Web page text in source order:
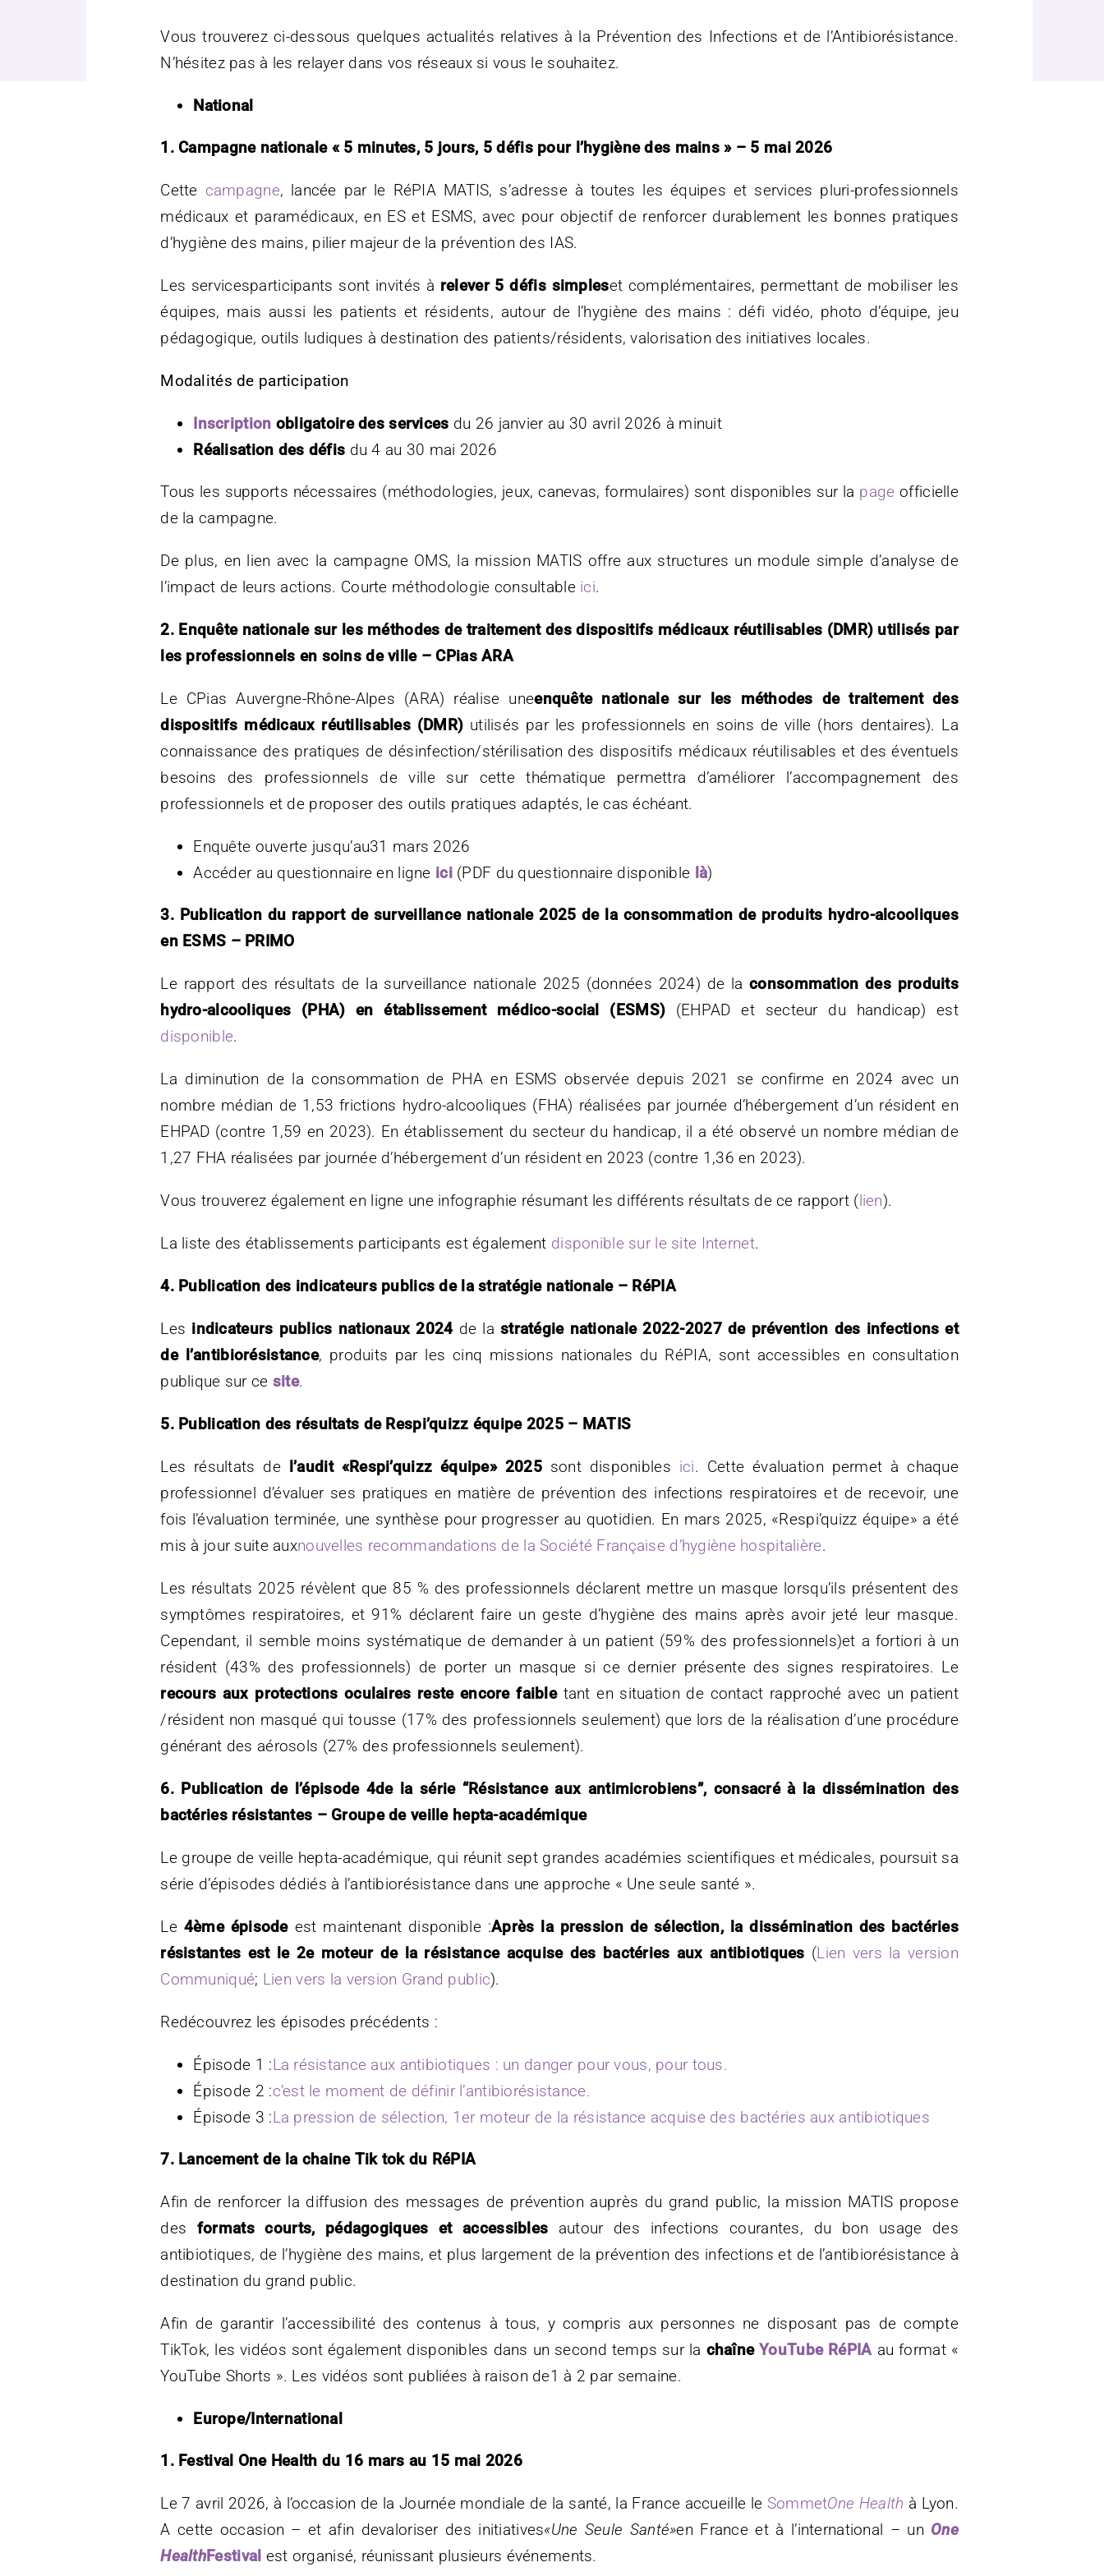
Vous trouverez ci-dessous quelques actualités relatives à la Prévention des Infections et de l’Antibiorésistance.
N’hésitez pas à les relayer dans vos réseaux si vous le souhaitez.
National
1. Campagne nationale « 5 minutes, 5 jours, 5 défis pour l’hygiène des mains » – 5 mai 2026
Cette campagne, lancée par le RéPIA MATIS, s’adresse à toutes les équipes et services pluri-professionnels
médicaux et paramédicaux, en ES et ESMS, avec pour objectif de renforcer durablement les bonnes pratiques
d’hygiène des mains, pilier majeur de la prévention des IAS.
Les servicesparticipants sont invités à relever 5 défis simpleset complémentaires, permettant de mobiliser les
équipes, mais aussi les patients et résidents, autour de l’hygiène des mains : défi vidéo, photo d’équipe, jeu
pédagogique, outils ludiques à destination des patients/résidents, valorisation des initiatives locales.
Modalités de participation
Inscription obligatoire des services du 26 janvier au 30 avril 2026 à minuit
Réalisation des défis du 4 au 30 mai 2026
Tous les supports nécessaires (méthodologies, jeux, canevas, formulaires) sont disponibles sur la page officielle
de la campagne.
De plus, en lien avec la campagne OMS, la mission MATIS offre aux structures un module simple d’analyse de
l’impact de leurs actions. Courte méthodologie consultable ici.
2. Enquête nationale sur les méthodes de traitement des dispositifs médicaux réutilisables (DMR) utilisés par
les professionnels en soins de ville – CPias ARA
Le CPias Auvergne-Rhône-Alpes (ARA) réalise uneenquête nationale sur les méthodes de traitement des
dispositifs médicaux réutilisables (DMR) utilisés par les professionnels en soins de ville (hors dentaires). La
connaissance des pratiques de désinfection/stérilisation des dispositifs médicaux réutilisables et des éventuels
besoins des professionnels de ville sur cette thématique permettra d’améliorer l’accompagnement des
professionnels et de proposer des outils pratiques adaptés, le cas échéant.
Enquête ouverte jusqu’au31 mars 2026
Accéder au questionnaire en ligne ici (PDF du questionnaire disponible là)
3. Publication du rapport de surveillance nationale 2025 de la consommation de produits hydro-alcooliques
en ESMS – PRIMO
Le rapport des résultats de la surveillance nationale 2025 (données 2024) de laconsommation des produits
hydro-alcooliques (PHA) en établissement médico-social (ESMS) (EHPAD et secteur du handicap) est
disponible.
La diminution de la consommation de PHA en ESMS observée depuis 2021 se confirme en 2024 avec un
nombre médian de 1,53 frictions hydro-alcooliques (FHA) réalisées par journée d’hébergement d’un résident en
EHPAD (contre 1,59 en 2023). En établissement du secteur du handicap, il a été observé un nombre médian de
1,27 FHA réalisées par journée d’hébergement d’un résident en 2023 (contre 1,36 en 2023).
Vous trouverez également en ligne une infographie résumant les différents résultats de ce rapport (lien).
La liste des établissements participants est également disponible sur le site Internet.
4. Publication des indicateurs publics de la stratégie nationale – RéPIA
Les indicateurs publics nationaux 2024 de la stratégie nationale 2022-2027 de prévention des infections et
de l’antibiorésistance, produits par les cinq missions nationales du RéPIA, sont accessibles en consultation
publique sur ce site.
5. Publication des résultats de Respi’quizz équipe 2025 – MATIS
Les résultats de l’audit «Respi’quizz équipe» 2025sont disponibles ici. Cette évaluation permet à chaque
professionnel d’évaluer ses pratiques en matière de prévention des infections respiratoires et de recevoir, une
fois l’évaluation terminée, une synthèse pour progresser au quotidien. En mars 2025, «Respi’quizz équipe» a été
mis à jour suite auxnouvelles recommandations de la Société Française d’hygiène hospitalière.
Les résultats 2025 révèlent que 85 % des professionnels déclarent mettre un masque lorsqu’ils présentent des
symptômes respiratoires, et 91% déclarent faire un geste d’hygiène des mains après avoir jeté leur masque.
Cependant, il semble moins systématique de demander à un patient (59% des professionnels)et a fortiori à un
résident (43% des professionnels) de porter un masque si ce dernier présente des signes respiratoires. Le
recours aux protections oculaires reste encore faibletant en situation de contact rapproché avec un patient
/résident non masqué qui tousse (17% des professionnels seulement) que lors de la réalisation d’une procédure
générant des aérosols (27% des professionnels seulement).
6. Publication de l’épisode 4de la série “Résistance aux antimicrobiens”, consacré à la dissémination des
bactéries résistantes – Groupe de veille hepta-académique
Le groupe de veille hepta-académique, qui réunit sept grandes académies scientifiques et médicales, poursuit sa
série d’épisodes dédiés à l’antibiorésistance dans une approche « Une seule santé ».
Le 4ème épisodeest maintenant disponible :Après la pression de sélection, la dissémination des bactéries
résistantes est le 2e moteur de la résistance acquise des bactéries aux antibiotiques (Lien vers la version
Communiqué; Lien vers la version Grand public).
Redécouvrez les épisodes précédents :
Épisode 1 :La résistance aux antibiotiques : un danger pour vous, pour tous.
Épisode 2 :c’est le moment de définir l’antibiorésistance.
Épisode 3 :La pression de sélection, 1er moteur de la résistance acquise des bactéries aux antibiotiques
7. Lancement de la chaine Tik tok du RéPIA
Afin de renforcer la diffusion des messages de prévention auprès du grand public, la mission MATIS propose
des formats courts, pédagogiques et accessibles autour des infections courantes, du bon usage des
antibiotiques, de l’hygiène des mains, et plus largement de la prévention des infections et de l’antibiorésistance à
destination du grand public.
Afin de garantir l’accessibilité des contenus à tous, y compris aux personnes ne disposant pas de compte
TikTok, les vidéos sont également disponibles dans un second temps sur la chaîneYouTube RéPIAau format «
YouTube Shorts ». Les vidéos sont publiées à raison de1 à 2 par semaine.
Europe/International
1. Festival One Health du 16 mars au 15 mai 2026
Le 7 avril 2026, à l’occasion de la Journée mondiale de la santé, la France accueille le SommetOne Health à Lyon.
A cette occasion – et afin devaloriser des initiatives«Une Seule Santé»en France et à l’international – un One
HealthFestival est organisé, réunissant plusieurs événements.